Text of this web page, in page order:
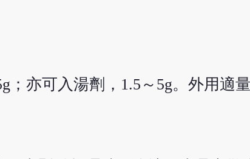
；亦可入湯劑，1.5～5g。外用適量